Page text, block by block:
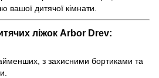
вашої дитячої кімнати.
ліжок Arbor Drev:
з захисними бортиками та